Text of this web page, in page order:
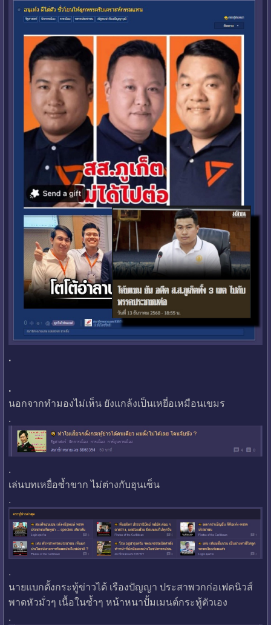
.
.
นอกจากทำมองไม่เห็น ยังแกล้งเป็นเหยี่อเหมือนเขมร
.
.
เล่นบทเหยื่อซ้ำขาก ไม่ต่างกับฮุนเซ็น
.
.
นายแบกตั้งกระทู้ข่าวได้ เรืองปัญญา ประสาพวกก่อเฟคนิวส์
พาดหัวมั่วๆ เนื้อในซ้ำๆ หน้าหนาปั้มเมนต์กระทู้ตัวเอง
.